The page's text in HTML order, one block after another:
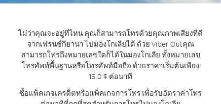
ไม่ว่าคุณจะอยู่ที่ไหน คุณก็สามารถโทรด้วยคุณภาพเสียงที่ดี
จากเฟรนช์กียานา ไปมองโกเลียได้ ด้วย Viber Outคุณ
สามารถโทรถึงหมายเลขใดก็ได้ในมองโกเลีย ทั้งหมายเลข
โทรศัพท์พื้นฐานหรือโทรศัพท์มือถือ ด้วยราคาเริ่มต้นเพียง
15.0 ¢ ต่อนาที
ซื้อแพ็คเกจเครดิตหรือแพ็คเกจการโทร เพื่อรับอัตราค่าโทร